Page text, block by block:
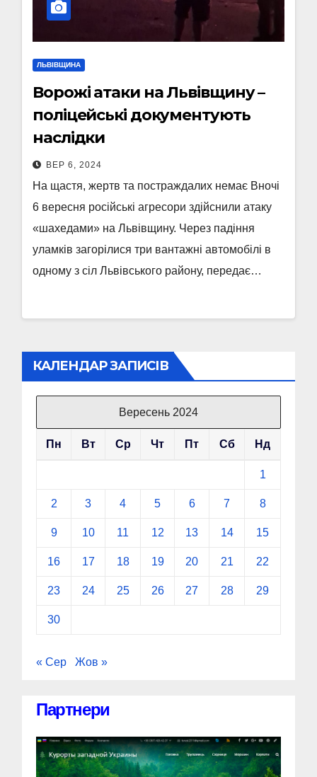
ЛЬВІВЩИНА
Ворожі атаки на Львівщину –
поліцейські документують
наслідки
ВЕР 6, 2024
На щастя, жертв та постраждалих немає Вночі
6 вересня російські агресори здійснили атаку
«шахедами» на Львівщину. Через падіння
уламків загорілися три вантажні автомобілі в
одному з сіл Львівського району, передає…
КАЛЕНДАР ЗАПИСІВ
Вересень 2024
Пн Вт Ср Чт Пт Сб Нд
1
2 3 4 5 6 7 8
9 10 11 12 13 14 15
16 17 18 19 20 21 22
23 24 25 26 27 28 29
30
« Сер Жов »
Партнери